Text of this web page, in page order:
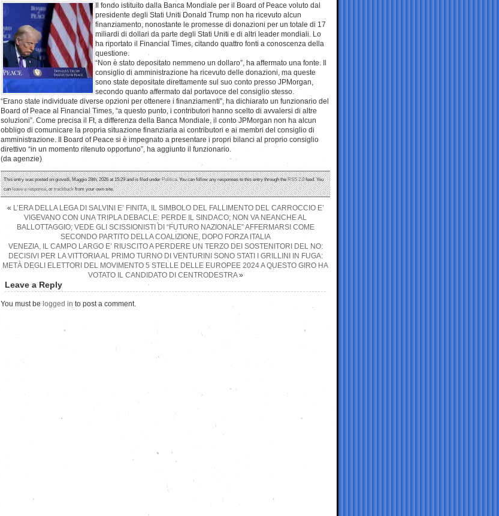
Il fondo istituito dalla Banca Mondiale per il Board of Peace voluto dal
presidente degli Stati Uniti Donald Trump non ha ricevuto alcun
finanziamento, nonostante le promesse di donazioni per un totale di 17
miliardi di dollari da parte degli Stati Uniti e di altri leader mondiali. Lo
ha riportato il Financial Times, citando quattro fonti a conoscenza della
questione.
“Non è stato depositato nemmeno un dollaro”, ha affermato una fonte. Il
consiglio di amministrazione ha ricevuto delle donazioni, ma queste
sono state depositate direttamente sul suo conto presso JPMorgan,
secondo quanto affermato dal portavoce del consiglio stesso.
“Erano state individuate diverse opzioni per ottenere i finanziamenti”, ha dichiarato un funzionario del
Board of Peace al Financial Times, “a questo punto, i contributori hanno scelto di avvalersi di altre
soluzioni”. Come precisa il Ft, a differenza della Banca Mondiale, il conto JPMorgan non ha alcun
obbligo di comunicare la propria situazione finanziaria ai contributori e ai membri del consiglio di
amministrazione. Il Board of Peace si è impegnato a presentare i propri bilanci al proprio consiglio
direttivo “in un momento ritenuto opportuno”, ha aggiunto il funzionario.
(da agenzie)
This entry was posted on giovedì, Maggio 28th, 2026 at 15:29 and is filed underPolitica. You can follow any responses to this entry through theRSS 2.0feed. You
canleave a response, ortrackbackfrom your own site.
« L’ERA DELLA LEGA DI SALVINI E’ FINITA, IL SIMBOLO DEL FALLIMENTO DEL CARROCCIO E’
VIGEVANO CON UNA TRIPLA DEBACLE: PERDE IL SINDACO; NON VA NEANCHE AL
BALLOTTAGGIO; VEDE GLI SCISSIONISTI DI “FUTURO NAZIONALE” AFFERMARSI COME
SECONDO PARTITO DELLA COALIZIONE, DOPO FORZA ITALIA
VENEZIA, IL CAMPO LARGO E’ RIUSCITO A PERDERE UN TERZO DEI SOSTENITORI DEL NO:
DECISIVI PER LA VITTORIA AL PRIMO TURNO DI VENTURINI SONO STATI I GRILLINI IN FUGA:
METÀ DEGLI ELETTORI DEL MOVIMENTO 5 STELLE DELLE EUROPEE 2024 A QUESTO GIRO HA
VOTATO IL CANDIDATO DI CENTRODESTRA»
Leave a Reply
You must be logged in to post a comment.